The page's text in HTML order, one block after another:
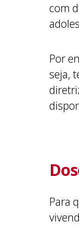
com
Por
seja,
Para